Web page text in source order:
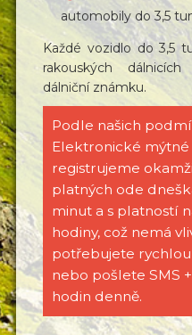
automobily do 3,5
Každé vozidlo do 3,5
rakouských
dálniční známku.
Podle našich
Elektronické mýtné
registrujeme
platných ode
minut a s platností
hodiny, což nemá
potřebujete
nebo pošlete SMS
hodin denně.